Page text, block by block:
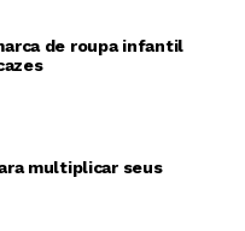
de roupa infantil
multiplicar seus